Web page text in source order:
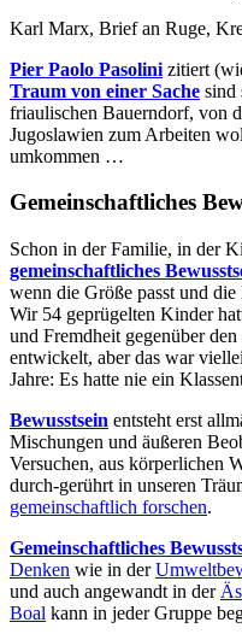
Karl Marx, Brief an Ruge,
Pier Paolo Pasolini zitiert
Traum von einer Sache sind
friaulischen Bauerndorf, von
Jugoslawien zum Arbeiten
umkommen …
Gemeinschaftliches
Schon in der Familie, in der
gemeinschaftliches
wenn die Größe passt und
Wir 54 geprügelten Kinder
und Fremdheit gegenüber
entwickelt, aber das war
Jahre: Es hatte nie ein
Bewusstsein entsteht erst
Mischungen und äußeren
Versuchen, aus körperlichen
durch-gerührt in unseren
gemeinschaftlich forschen.
Gemeinschaftliches
Denken wie in der
und auch angewandt in der
Boal kann in jeder Gruppe